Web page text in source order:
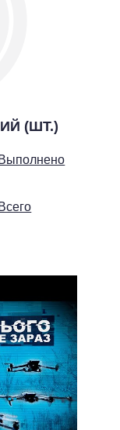
(ШТ.)
Выполнено
Всего